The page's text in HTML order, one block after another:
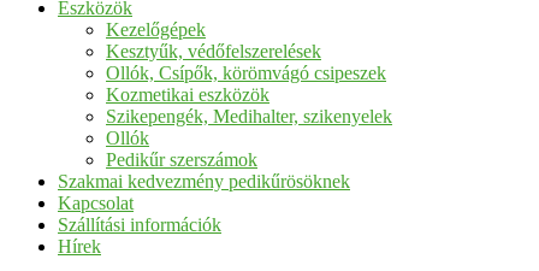
Eszközök
Kezelőgépek
Kesztyűk, védőfelszerelések
Ollók, Csípők, körömvágó csipeszek
Kozmetikai eszközök
Szikepengék, Medihalter, szikenyelek
Ollók
Pedikűr szerszámok
Szakmai kedvezmény pedikűrösöknek
Kapcsolat
Szállítási információk
Hírek